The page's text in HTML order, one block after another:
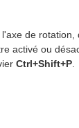
l'axe de rotation,
activé ou
Ctrl+Shift+P.